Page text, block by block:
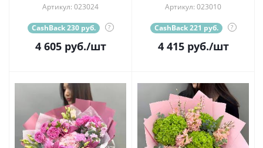
Артикул: 023024
CashBack 230 руб. ?
4 605руб./шт
Артикул: 023010
CashBack 221 руб. ?
4 415руб./шт